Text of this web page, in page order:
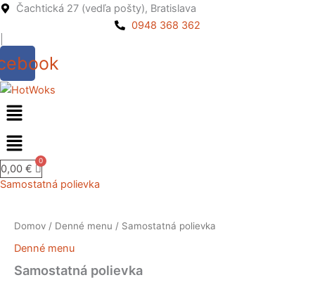
Preskočiť
Čachtická 27 (vedľa pošty), Bratislava
0948 368 362
Menu
0,00 €
Samostatná polievka
Domov / Denné menu / Samostatná polievka
Denné menu
Samostatná polievka
polievka